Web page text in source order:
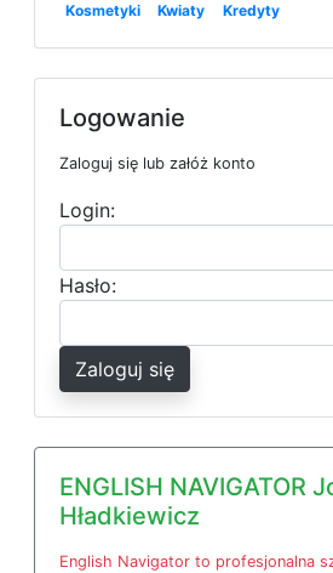
Kosmetyki
Kwiaty Kredyty
Logowanie
Zaloguj się lub załóż konto
Login:
Hasło:
Zaloguj się
ENGLISH NAVIGATOR
Hładkiewicz
English Navigator to profesjonalna